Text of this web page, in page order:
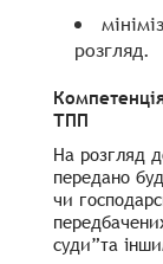
розгляд.
ТПП
На розгляд
передано
чи
суди”та